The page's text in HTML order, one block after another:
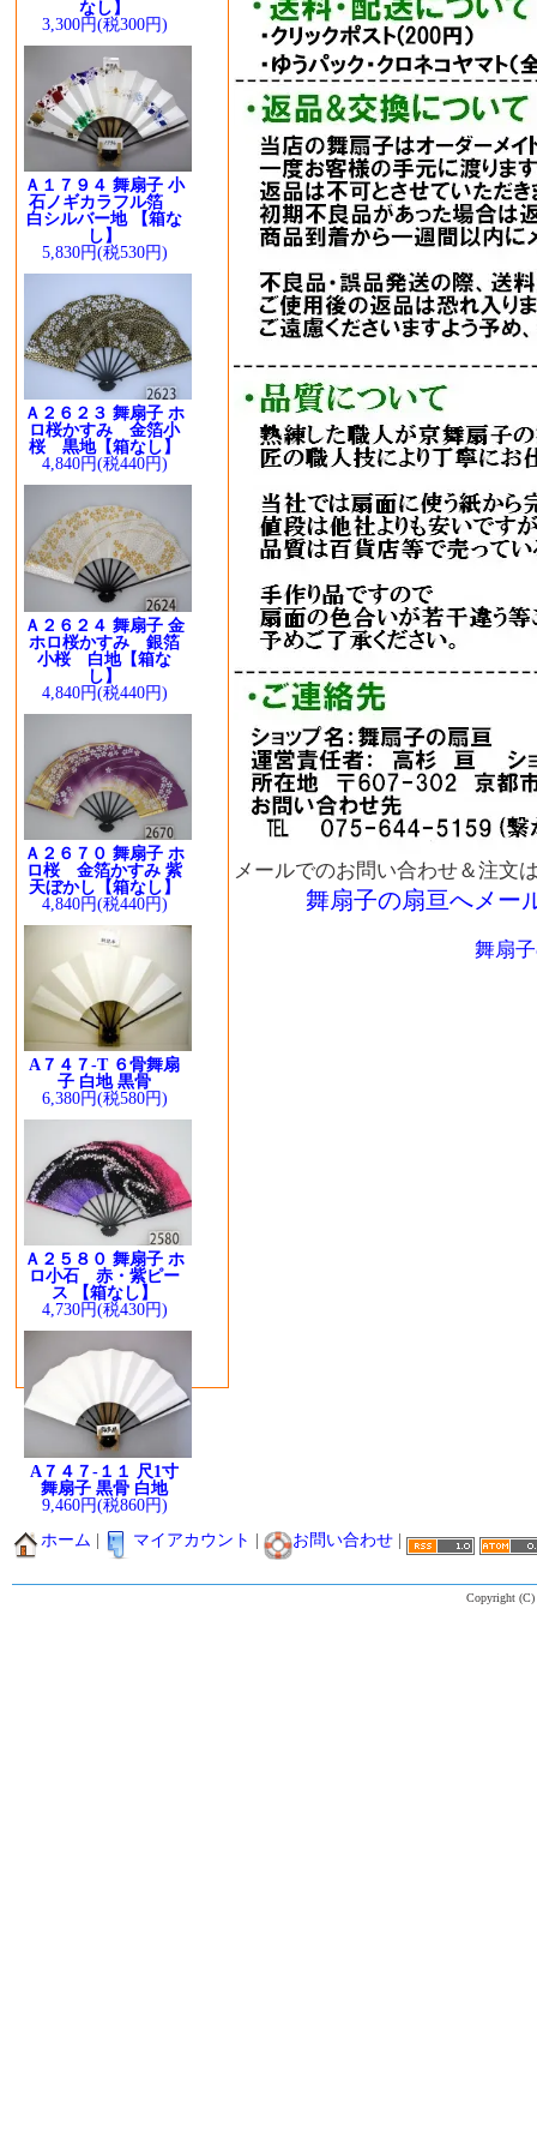
なし】
3,300円(税300円)
Ａ１７９４ 舞扇子 小
石ノギカラフル箔
白シルバー地 【箱な
し】
5,830円(税530円)
Ａ２６２３ 舞扇子 ホ
ロ桜かすみ 金箔小
桜 黒地【箱なし】
4,840円(税440円)
Ａ２６２４ 舞扇子 金
ホロ桜かすみ 銀箔
小桜 白地【箱な
し】
4,840円(税440円)
Ａ２６７０ 舞扇子 ホ
ロ桜 金箔かすみ 紫
天ぼかし【箱なし】
4,840円(税440円)
A７４７-T ６骨舞扇
子 白地 黒骨
6,380円(税580円)
Ａ２５８０ 舞扇子 ホ
ロ小石 赤・紫ピー
ス 【箱なし】
4,730円(税430円)
A７４７-１１ 尺1寸
舞扇子 黒骨 白地
9,460円(税860円)
メールでのお問い合わせ＆注文
舞扇子の扇亘へメー
舞扇
ホーム マイアカウント お問い合わせ
Copyright (C)